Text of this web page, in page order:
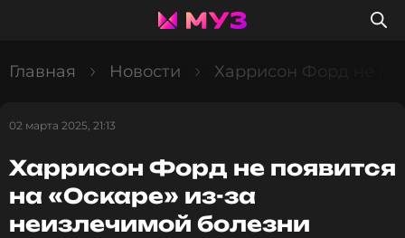
Главная Новости Харрисон Форд не
02 марта 2025, 21:13
Харрисон Форд не появится
на «Оскаре» из-за
неизлечимой болезни